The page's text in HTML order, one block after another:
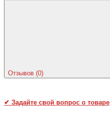
Отзывов (0)
✔ Задайте свой вопрос о товаре